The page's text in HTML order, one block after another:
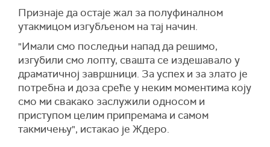
Признаје да остаје жал за полуфиналном
утакмицом изгубљеном на тај начин.
"Имали смо последњи напад да решимо,
изгубили смо лопту, свашта се издешавало у
драматичној завршници. За успех и за злато је
потребна и доза среће у неким моментима коју
смо ми свакако заслужили односом и
приступом целим припремама и самом
такмичењу", истакао је Ждеро.